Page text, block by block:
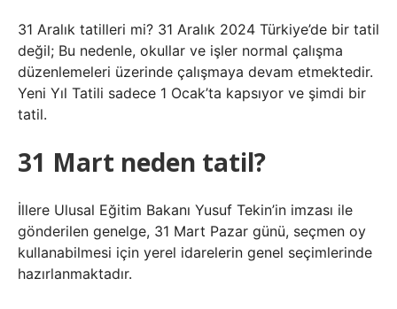
31 Aralık tatilleri mi? 31 Aralık 2024 Türkiye’de bir tatil
değil; Bu nedenle, okullar ve işler normal çalışma
düzenlemeleri üzerinde çalışmaya devam etmektedir.
Yeni Yıl Tatili sadece 1 Ocak’ta kapsıyor ve şimdi bir
tatil.
31 Mart neden tatil?
İllere Ulusal Eğitim Bakanı Yusuf Tekin’in imzası ile
gönderilen genelge, 31 Mart Pazar günü, seçmen oy
kullanabilmesi için yerel idarelerin genel seçimlerinde
hazırlanmaktadır.